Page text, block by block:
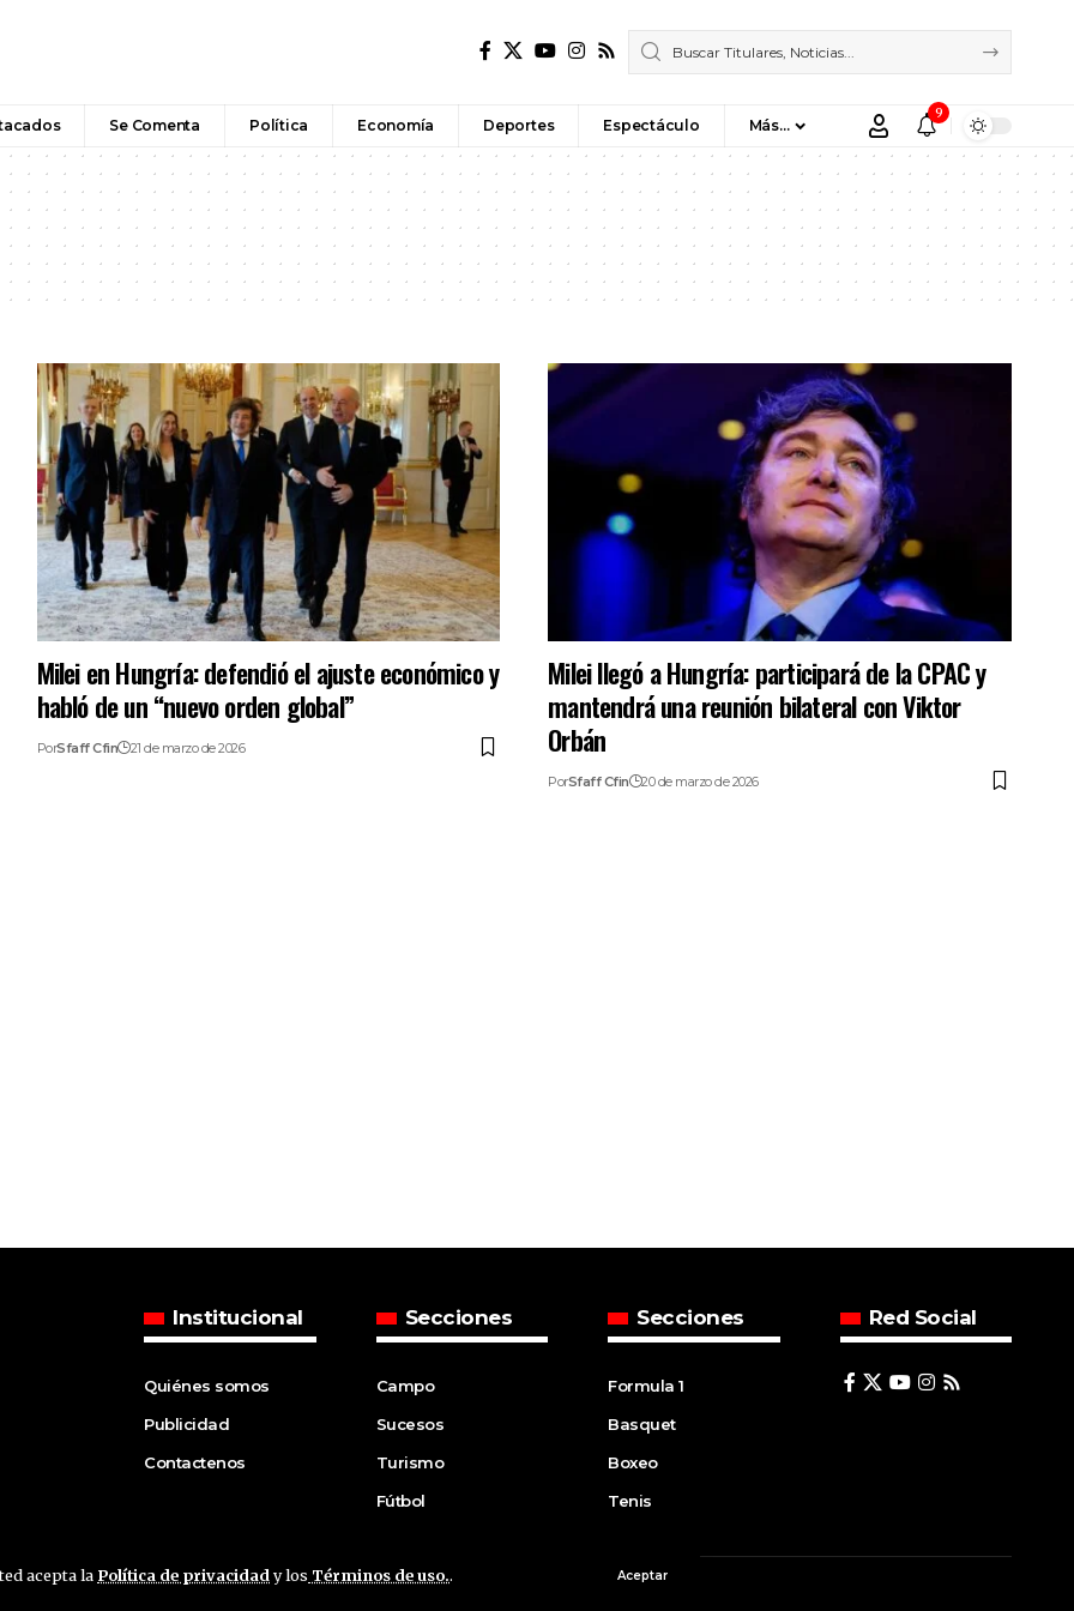
acepta la Política de privacidad y los Términos de uso.. Aceptar
Se Comenta Política Economía Deportes Espectáculo Más…
9
Milei en Hungría: defendió el ajuste económico y
habló de un “nuevo orden global”
PorSfaff Cfin 21 de marzo de 2026
Milei llegó a Hungría: participará de la CPAC y
mantendrá una reunión bilateral con Viktor
Orbán
PorSfaff Cfin 20 de marzo de 2026
Institucional
Quiénes somos
Publicidad
Contactenos
Secciones
Campo
Sucesos
Turismo
Fútbol
Secciones
Formula 1
Basquet
Boxeo
Tenis
Red Social